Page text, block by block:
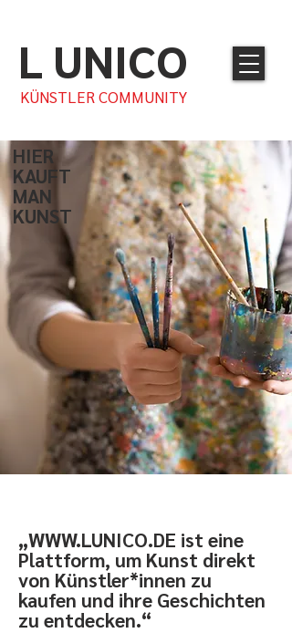
L UNICO
KÜNSTLER COMMUNITY
HIER
KAUFT
MAN
KUNST
„WWW.LUNICO.DE ist eine
Plattform, um Kunst direkt
von Künstler*innen zu
kaufen und ihre Geschichten
zu entdecken.“